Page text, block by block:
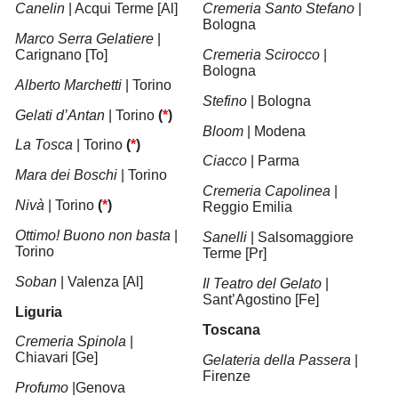
Canelin | Acqui Terme [Al]
Marco Serra Gelatiere
Carignano [To]
Alberto Marchetti
| Torino
Gelati d’Antan | Torino(*)
La Tosca | Torino(*)
Mara dei Boschi
| Torino
Nivà | Torino(*)
Ottimo! Buono non basta
Torino
Soban
Valenza [Al]
Liguria
Cremeria Spinola
Chiavari [Ge]
Profumo |Genova
Cremeria Santo Stefano
Bologna
Cremeria Scirocco
Bologna
Stefino
Bologna
Bloom | Modena
Ciacco | Parma
Cremeria Capolinea
Reggio Emilia
Sanelli | Salsomaggiore
Terme [Pr]
Il Teatro del Gelato
Sant’Agostino [Fe]
Toscana
Gelateria della Passera
Firenze